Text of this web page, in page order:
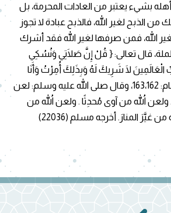
بشيء يعتبر من العادات المحرمة، بل
الذبح لغير الله، فالذبح عبادة لا تجوز
لغير الله، فمن صرفها لغير الله فقد أشرك
قال تعالى: { قُلْ إِنَّ صَلَاتِي وَنُسُكِي
الْعَالَمِينَ لَا شَرِيكَ لَهُ وَبِذَلِكَ أُمِرْتُ وَأَنَا
أَوَّلُ الْمُسْلِمِينَ } الأنعام: 163،162، وقال صلى الله عليه وسلم: لعن
. ولعن اللهُ من آوى مُحدِثًا . ولعن اللهُ من
غيَّرَ المنارَ. أخرجه مسلم (22036)